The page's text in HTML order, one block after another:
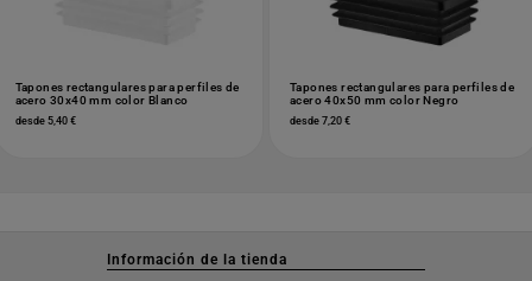
Tapones rectangulares para perfiles de
acero 30x40 mm color Blanco
desde 5,40 €
Tapones rectangulares para perfiles de
acero 40x50 mm color Negro
desde 7,20 €
Información de la tienda